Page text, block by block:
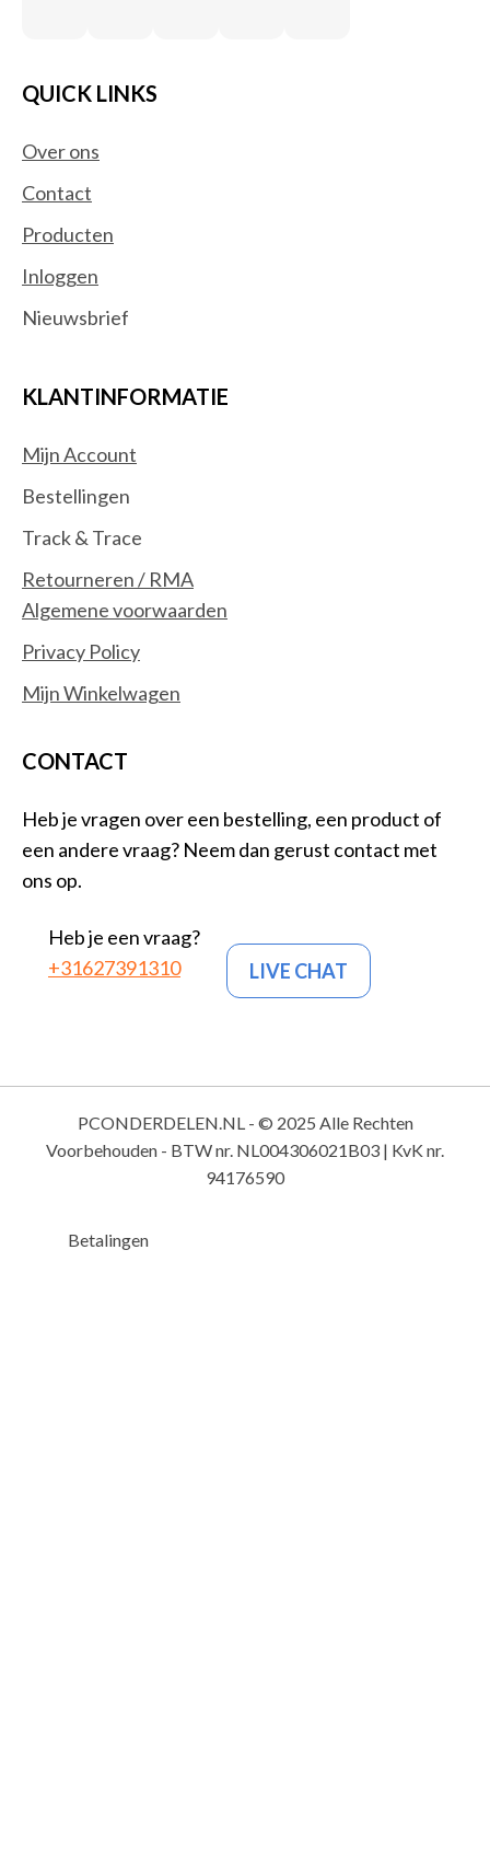
QUICK LINKS
Over ons
Contact
Producten
Inloggen
Nieuwsbrief
KLANTINFORMATIE
Mijn Account
Bestellingen
Track & Trace
Retourneren / RMA
Algemene voorwaarden
Privacy Policy
Mijn Winkelwagen
CONTACT
Heb je vragen over een bestelling, een product of
een andere vraag? Neem dan gerust contact met
ons op.
Heb je een vraag?
+31627391310
LIVE CHAT
PCONDERDELEN.NL - © 2025 Alle Rechten
Voorbehouden - BTW nr. NL004306021B03 | KvK nr.
94176590
Betalingen